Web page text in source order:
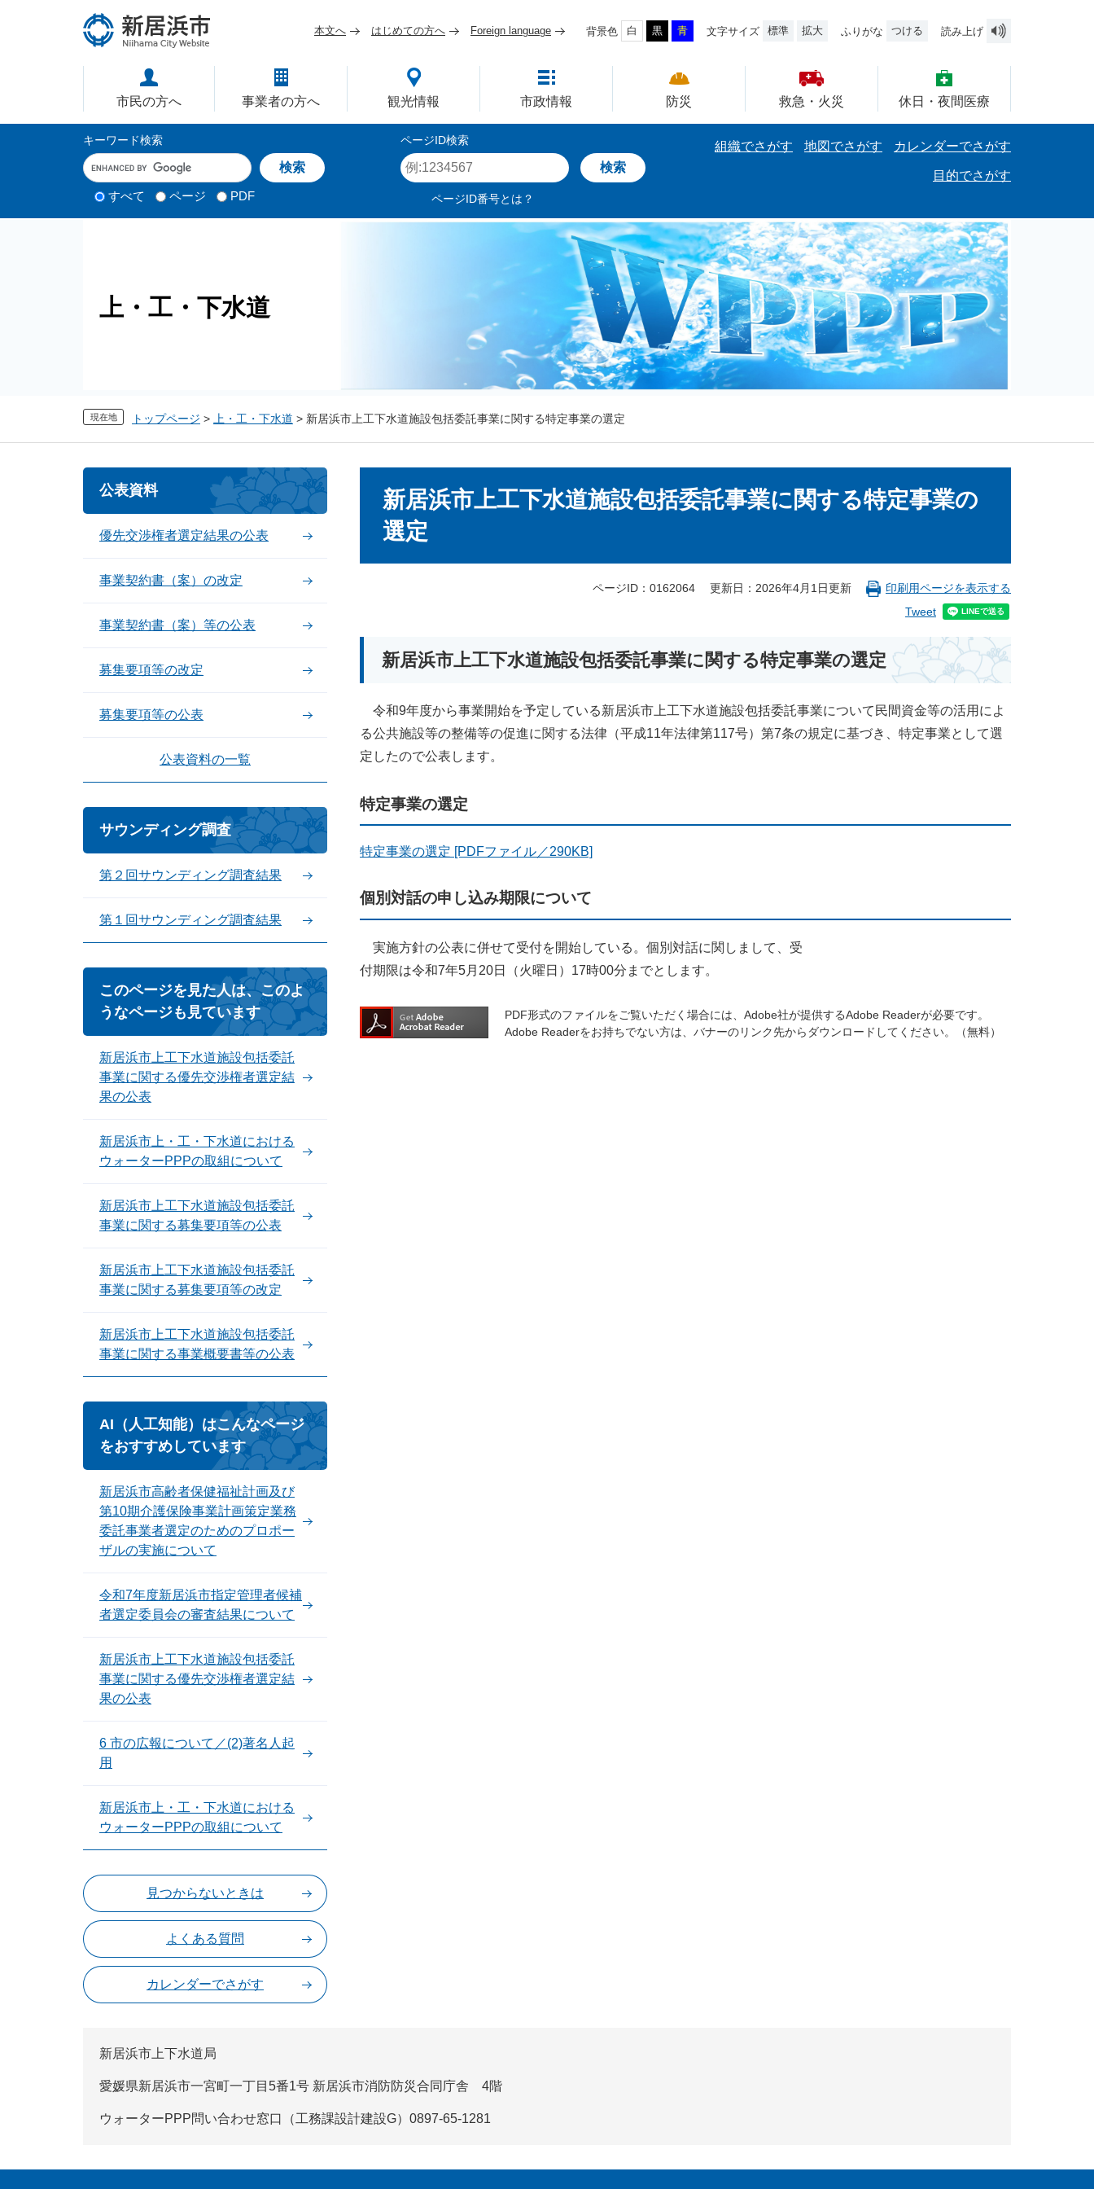
で
ば
本文へ はじめての方へ Foreign language 背景色 白 黒 青 文字サイズ 標準 拡大 ふりがな つける 読み上げ
市民の方へ 事業者の方へ 観光情報 市政情報 防災 救急・火災 休日・夜間医療
キーワード検索
キ
ー
検 すべて ページ PDF
ページID検索
ペ
ー
D
ページID番号とは？
組織でさがす 地図でさがす カレンダーでさがす
目的でさがす
上・工・下水道
現在地 トップページ > 上・工・下水道 > 新居浜市上工下水道施設包括委託事業に関する特定事業の選定
新居浜市上工下水道施設包括委託事業に関する特定事業の
選定
ページID：0162064 更新日：2026年4月1日更新
印刷用ページを表示する
Tweet
新居浜市上工下水道施設包括委託事業に関する特定事業の選定
令和9年度から事業開始を予定している新居浜市上工下水道施設包括委託事業について民間資金等の活用によ
る公共施設等の整備等の促進に関する法律（平成11年法律第117号）第7条の規定に基づき、特定事業として選
定したので公表します。
特定事業の選定
特定事業の選定 [PDFファイル／290KB]
個別対話の申し込み期限について
実施方針の公表に併せて受付を開始している。個別対話に関しまして、受
付期限は令和7年5月20日（火曜日）17時00分までとします。
PDF形式のファイルをご覧いただく場合には、Adobe社が提供するAdobe Readerが必要です。
Adobe Readerをお持ちでない方は、バナーのリンク先からダウンロードしてください。（無料）
公表資料
優先交渉権者選定結果の公表
事業契約書（案）の改定
事業契約書（案）等の公表
募集要項等の改定
募集要項等の公表
公表資料の一覧
サウンディング調査
第２回サウンディング調査結果
第１回サウンディング調査結果
このページを見た人は、このよ
うなページも見ています
新居浜市上工下水道施設包括委託
事業に関する優先交渉権者選定結
果の公表
新居浜市上・工・下水道における
ウォーターPPPの取組について
新居浜市上工下水道施設包括委託
事業に関する募集要項等の公表
新居浜市上工下水道施設包括委託
事業に関する募集要項等の改定
新居浜市上工下水道施設包括委託
事業に関する事業概要書等の公表
AI（人工知能）はこんなページ
をおすすめしています
新居浜市高齢者保健福祉計画及び
第10期介護保険事業計画策定業務
委託事業者選定のためのプロポー
ザルの実施について
令和7年度新居浜市指定管理者候補
者選定委員会の審査結果について
新居浜市上工下水道施設包括委託
事業に関する優先交渉権者選定結
果の公表
6 市の広報について／(2)著名人起
用
新居浜市上・工・下水道における
ウォーターPPPの取組について
見つからないときは
よくある質問
カレンダーでさがす
新居浜市上下水道局
愛媛県新居浜市一宮町一丁目5番1号 新居浜市消防防災合同庁舎 4階
ウォーターPPP問い合わせ窓口（工務課設計建設G）0897-65-1281